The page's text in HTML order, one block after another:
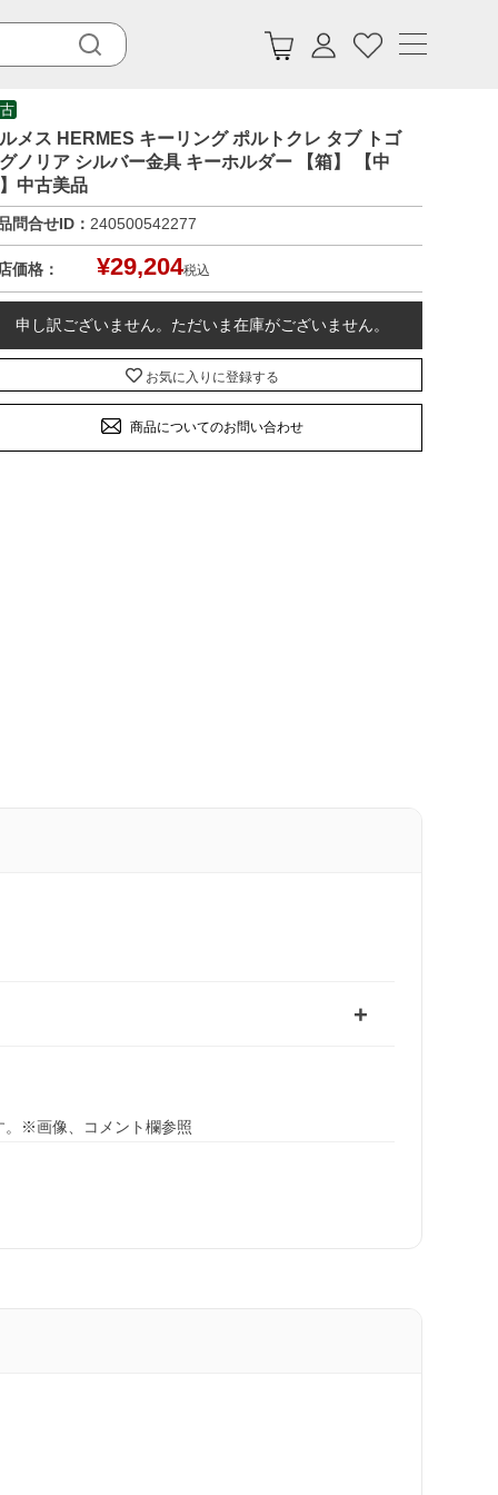
メス HERMES キーリング ポルトクレ タブ トゴ
ノリア シルバー金具 キーホルダー 【箱】 【中
中古美品
問合せID： 240500542277
価格： ¥29,204税込
申し訳ございません。ただいま在庫がございません。
お気に入りに登録する
商品についてのお問い合わせ
。※画像、コメント欄参照